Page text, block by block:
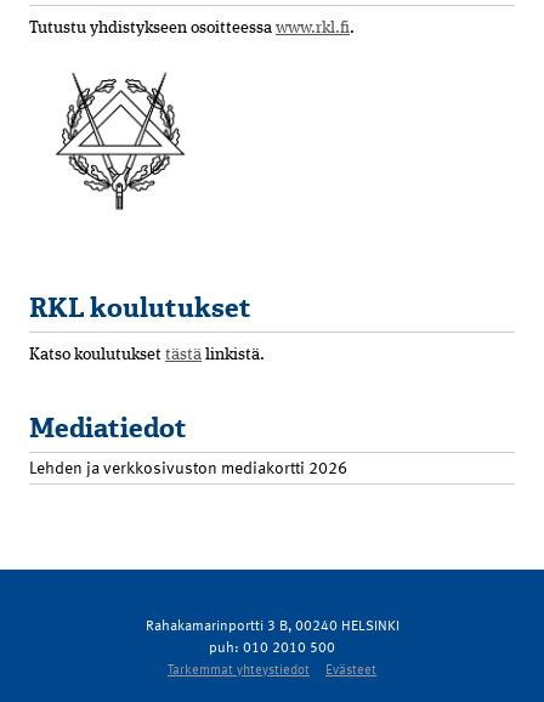
Tutustu yhdistykseen osoitteessa www.rkl.fi.
RKL koulutukset
Katso koulutukset tästä linkistä.
Mediatiedot
Lehden ja verkkosivuston mediakortti 2026
Rahakamarinportti 3 B, 00240 HELSINKI
puh: 010 2010 500
Tarkemmat yhteystiedot Evästeet